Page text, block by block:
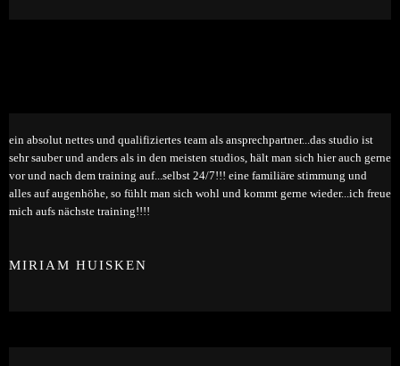
ein absolut nettes und qualifiziertes team als ansprechpartner...das studio ist
sehr sauber und anders als in den meisten studios, hält man sich hier auch gerne
vor und nach dem training auf...selbst 24/7!!! eine familiäre stimmung und
alles auf augenhöhe, so fühlt man sich wohl und kommt gerne wieder...ich freue
mich aufs nächste training!!!!
MIRIAM HUISKEN